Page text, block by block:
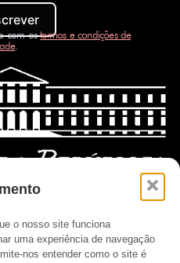
o nosso site funciona
uma experiência de navegação
nos entender como o site é
com ostermos e condições de
.